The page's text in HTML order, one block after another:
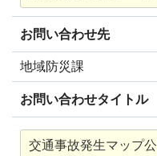
お問い合わせ先
地域防災課
お問い合わせタイトル